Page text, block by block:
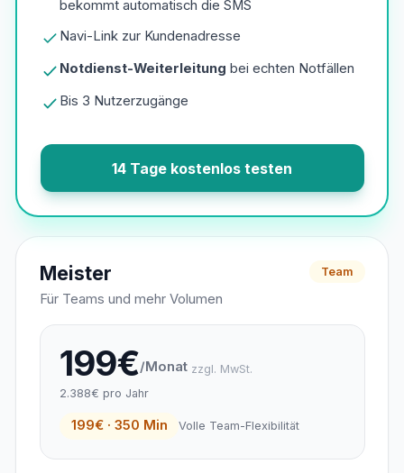
bekommt automatisch die SMS
Navi-Link zur Kundenadresse
Notdienst-Weiterleitung bei echten Notfällen
Bis 3 Nutzerzugänge
14 Tage kostenlos testen
Meister
Für Teams und mehr Volumen
Team
199€/Monat zzgl. MwSt.
2.388€ pro Jahr
199€ · 350 Min Volle Team-Flexibilität